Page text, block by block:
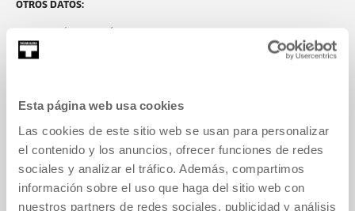
Esta página web usa cookies
Las cookies de este sitio web se usan para personalizar
el contenido y los anuncios, ofrecer funciones de redes
sociales y analizar el tráfico. Además, compartimos
información sobre el uso que haga del sitio web con
nuestros partners de redes sociales, publicidad y análisis
OTROS DATOS: